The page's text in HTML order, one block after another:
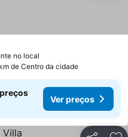
no local
de Centro da cidade
Ver preços